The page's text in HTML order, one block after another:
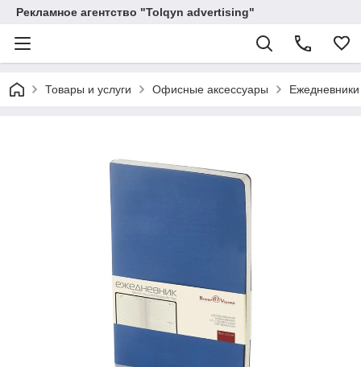
Рекламное агентство "Tolqyn advertising"
Товары и услуги Офисные аксессуары Ежедневники